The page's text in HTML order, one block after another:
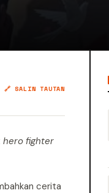
🔗 SALIN TAUTAN
hero fighter
cerita